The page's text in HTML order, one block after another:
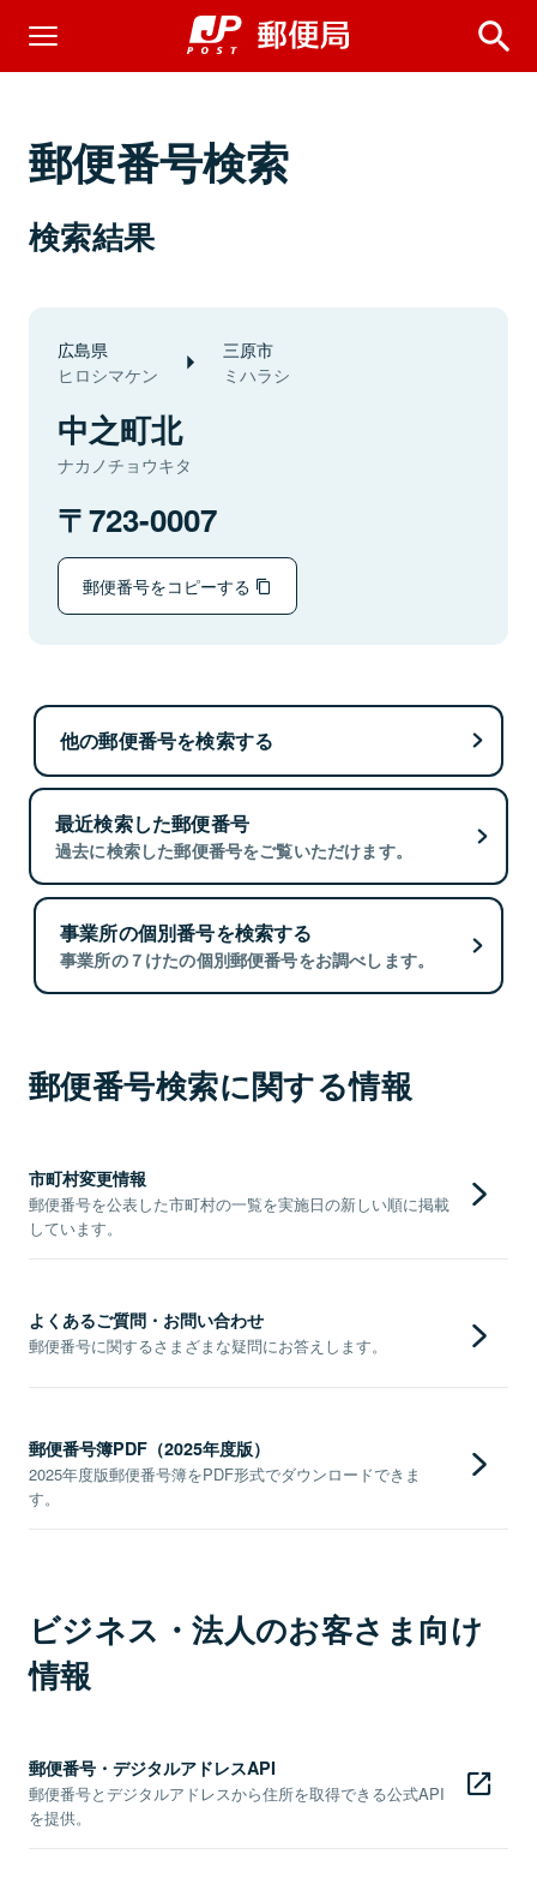
郵便番号検索
検索結果
広島県
ヒロシマケン
三原市
ミハラシ
中之町北
ナカノチョウキタ
723-0007
郵便番号をコピーする
他の郵便番号を検索する
最近検索した郵便番号
過去に検索した郵便番号をご覧いただけます。
事業所の個別番号を検索する
事業所の７けたの個別郵便番号をお調べします。
郵便番号検索に関する情報
市町村変更情報
郵便番号を公表した市町村の一覧を実施日の新しい順に掲載
しています。
よくあるご質問・お問い合わせ
郵便番号に関するさまざまな疑問にお答えします。
郵便番号簿PDF（2025年度版）
2025年度版郵便番号簿をPDF形式でダウンロードできま
す。
ビジネス・法人のお客さま向け
情報
郵便番号・デジタルアドレスAPI
郵便番号とデジタルアドレスから住所を取得できる公式API
を提供。